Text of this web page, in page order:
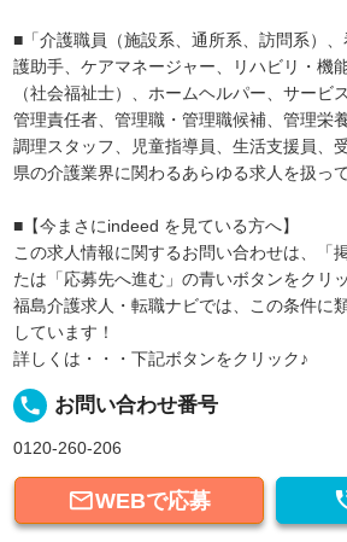
■「介護職員（施設系、通所系、訪問系）
護助手、ケアマネージャー、リハビリ・機
（社会福祉士）、ホームヘルパー、サービ
管理責任者、管理職・管理職候補、管理栄
調理スタッフ、児童指導員、生活支援員、
県の介護業界に関わるあらゆる求人を扱っ
■【今まさにindeed を見ている方へ】
この求人情報に関するお問い合わせは、「
たは「応募先へ進む」の青いボタンをクリ
福島介護求人・転職ナビでは、この条件に
しています！
詳しくは・・・下記ボタンをクリック♪
local_phone お問い合わせ番号
0120-260-206
WEBで応募